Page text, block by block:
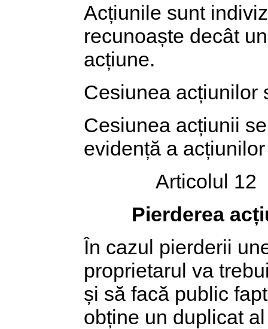
Acțiunile sunt
recunoaște decât
acțiune.
Cesiunea acțiunilor
Cesiunea acțiunii
evidență a
Articolul 12
Pierderea
În cazul pierderii
proprietarul va
și să facă public
obține un duplicat